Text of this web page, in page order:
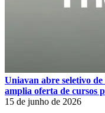
Uniavan abre seletivo
amplia oferta de cursos
15 de junho de 2026